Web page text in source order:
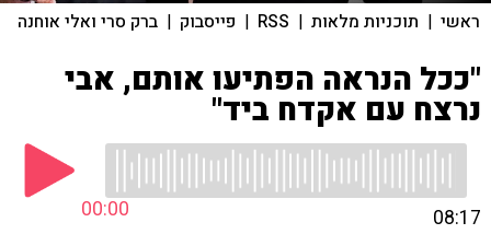
ראשי | תוכניות מלאות |
RSS
| פייסבוק | ברק סרי ואלי אוחנה
"ככל הנראה הפתיעו אותם, אבי
נרצח עם אקדח ביד"
00:00 08:17